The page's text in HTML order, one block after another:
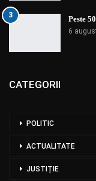
3 Peste
6
CATEGORII
POLITIC
ACTUALITATE
JUSTIȚIE